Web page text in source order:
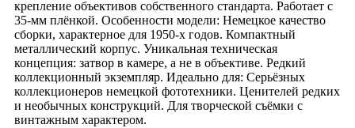
крепление объективов собственного стандарта. Работает с
35-мм плёнкой. Особенности модели: Немецкое качество
сборки, характерное для 1950-х годов. Компактный
металлический корпус. Уникальная техническая
концепция: затвор в камере, а не в объективе. Редкий
коллекционный экземпляр. Идеально для: Серьёзных
коллекционеров немецкой фототехники. Ценителей редких
и необычных конструкций. Для творческой съёмки с
винтажным характером.